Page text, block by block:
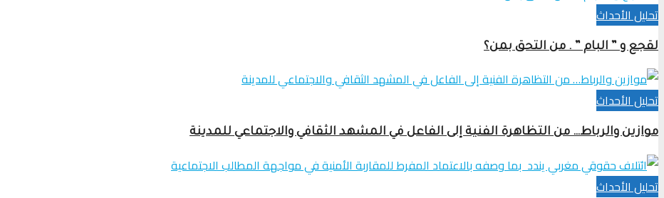
تحلیل الأحداث
لقجع و ” البام ” . من التحق بمن؟
تحلیل الأحداث
موازين والرباط… من التظاهرة الفنية إلى الفاعل في المشهد الثقافي والاجتماعي للمدينة
تحلیل الأحداث